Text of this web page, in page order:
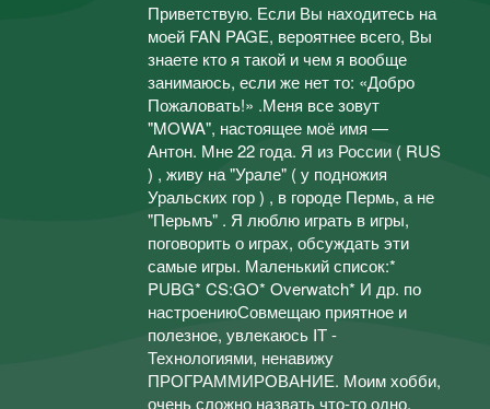
Приветствую. Если Вы находитесь на
моей FAN PAGE, вероятнее всего, Вы
знаете кто я такой и чем я вообще
занимаюсь, если же нет то: «Добро
Пожаловать!» .Меня все зовут
"MOWA", настоящее моё имя —
Антон. Мне 22 года. Я из России ( RUS
) , живу на "Урале" ( у подножия
Уральских гор ) , в городе Пермь, а не
"Перьмъ" . Я люблю играть в игры,
поговорить о играх, обсуждать эти
самые игры. Маленький список:*
PUBG* CS:GO* Overwatch* И др. по
настроениюСовмещаю приятное и
полезное, увлекаюсь IT -
Технологиями, ненавижу
ПРОГРАММИРОВАНИЕ. Моим хобби,
очень сложно назвать что-то одно,